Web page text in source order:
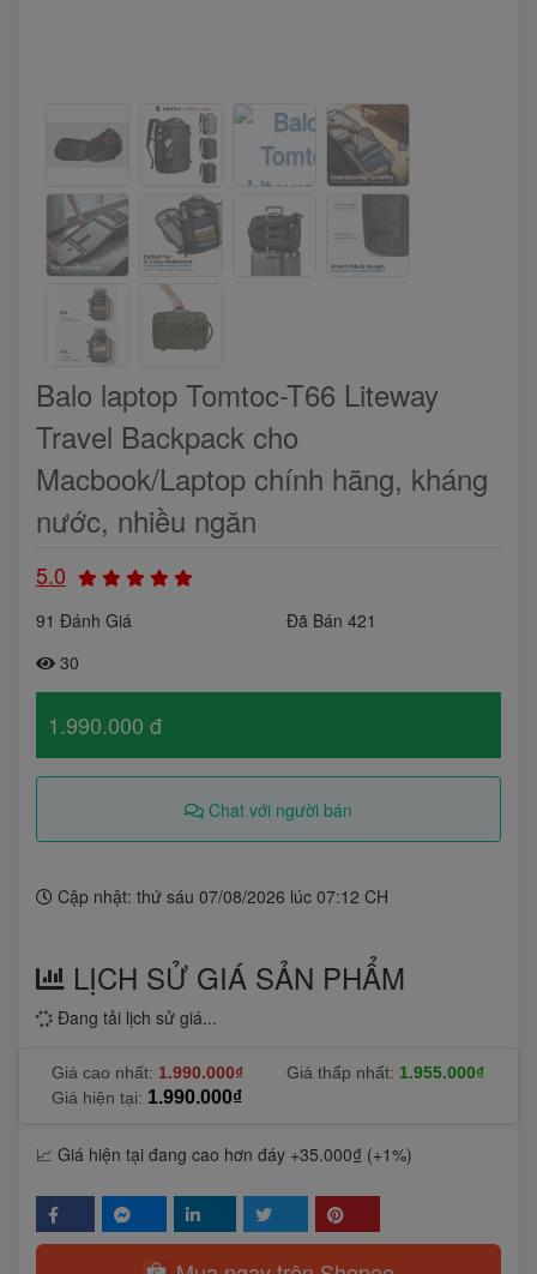
Balo laptop Tomtoc-T66 Liteway
Travel Backpack cho
Macbook/Laptop chính hãng, kháng
nước, nhiều ngăn
5.0
91 Đánh Giá
Đã Bán 421
30
1.990.000 đ
Chat với người bán
Cập nhật: thứ sáu 07/08/2026 lúc 07:12 CH
LỊCH SỬ GIÁ SẢN PHẨM
Đang tải lịch sử giá...
Giá cao nhất: 1.990.000₫ Giá thấp nhất: 1.955.000₫
Giá hiện tại: 1.990.000₫
📈 Giá hiện tại đang cao hơn đáy +35.000₫ (+1%)